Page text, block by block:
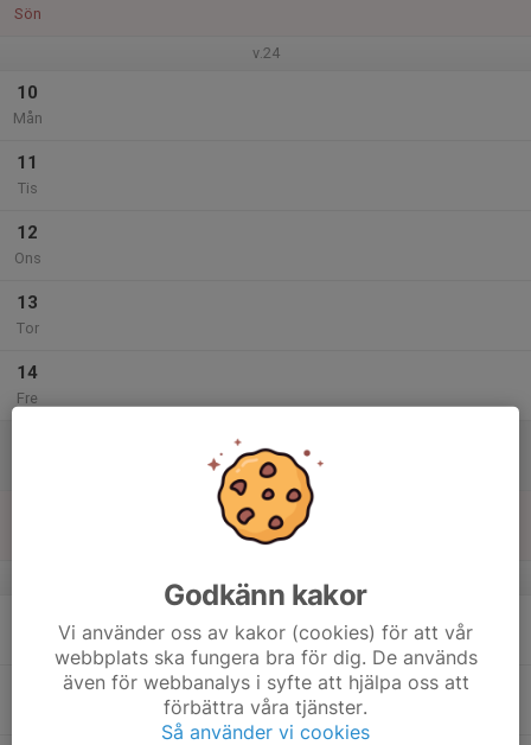
Sön
v.24
10
Mån
11
Tis
12
Ons
13
Tor
14
Fre
Godkänn kakor
Vi använder oss av kakor (cookies) för att vår
webbplats ska fungera bra för dig. De används
även för webbanalys i syfte att hjälpa oss att
förbättra våra tjänster.
Så använder vi cookies